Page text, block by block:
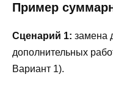
Пример
Сценарий 1: замена
дополнительных
Вариант 1).